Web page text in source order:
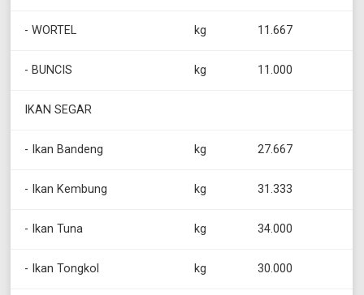
- WORTEL kg 11.667
- BUNCIS kg 11.000
IKAN SEGAR
- Ikan Bandeng kg 27.667
- Ikan Kembung kg 31.333
- Ikan Tuna kg 34.000
- Ikan Tongkol kg 30.000